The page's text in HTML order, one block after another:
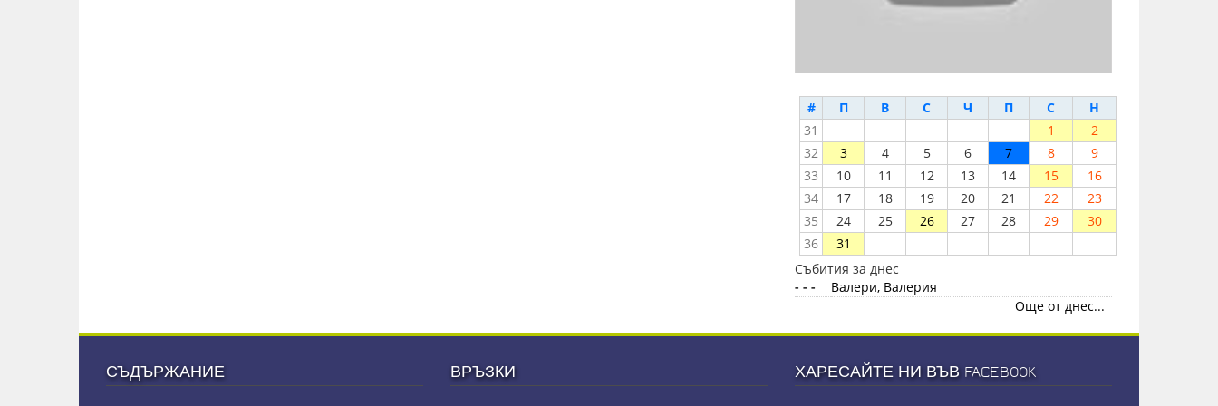
# П В С Ч П С
Н
31
1
2
32
3 4 5 6 7 8
9
33
10 11 12 13 14 15
16
34
17 18 19 20 21 22
23
35
24 25 26 27 28 29
30
36
31
Събития за днес
- - -
Валери, Валерия
Още от днес...
СЪДЪРЖАНИЕ ВРЪЗКИ ХАРЕСАЙТЕ НИ ВЪВ FACEBOOK